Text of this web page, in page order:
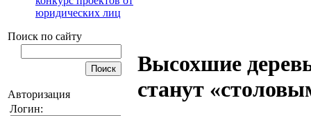
юридических лиц
Поиск по сайту
Авторизация
Логин:
Высохшие
станут